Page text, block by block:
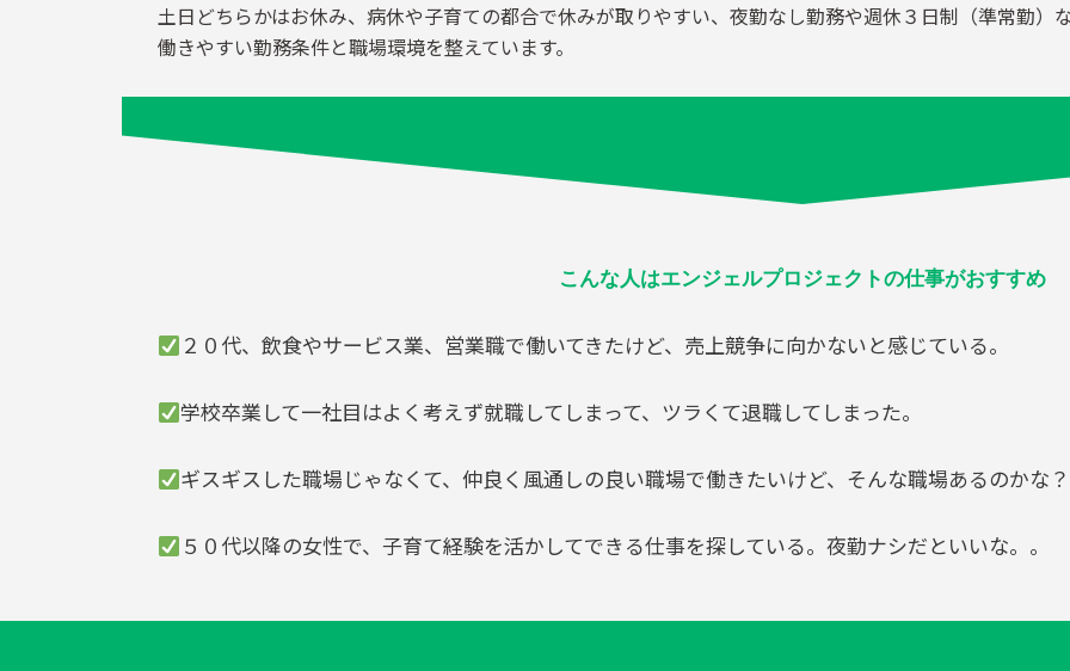
土日どちらかはお休み、病休や子育ての都合で休みが取りやすい、夜勤なし勤務や週休３日制（準常勤）
働きやすい勤務条件と職場環境を整えています。
こんな人はエンジェルプロジェクトの仕事がおすすめ
２０代、飲食やサービス業、営業職で働いてきたけど、売上競争に向かないと感じている。
学校卒業して一社目はよく考えず就職してしまって、ツラくて退職してしまった。
ギスギスした職場じゃなくて、仲良く風通しの良い職場で働きたいけど、そんな職場あるのかな？
５０代以降の女性で、子育て経験を活かしてできる仕事を探している。夜勤ナシだといいな。。